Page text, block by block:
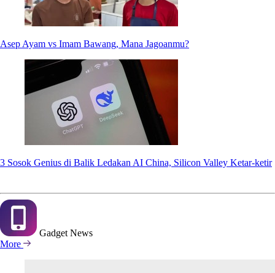
Asep Ayam vs Imam Bawang, Mana Jagoanmu?
3 Sosok Genius di Balik Ledakan AI China, Silicon Valley Ketar-ketir
Gadget News
More